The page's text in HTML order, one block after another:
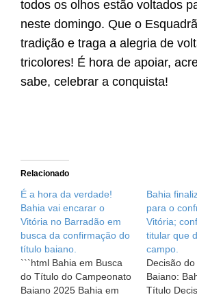
todos os olhos estão voltados
neste domingo. Que o
tradição e traga a alegria de
tricolores! É hora de apoiar,
sabe, celebrar a conquista!
Relacionado
É a hora da verdade!
Bahia vai encarar o
Vitória no Barradão em
busca da confirmação do
título baiano.
```html Bahia em Busca
do Título do Campeonato
Baiano 2025 Bahia em
Bahia
para o
Vitória;
titular que
campo.
Decisão
Baiano:
Título